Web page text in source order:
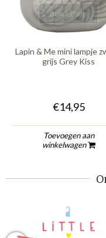
quickshop
Lapin & Me mini lampje
grijs Grey Kiss
€14,95
Toevoegen aan
winkelwagen